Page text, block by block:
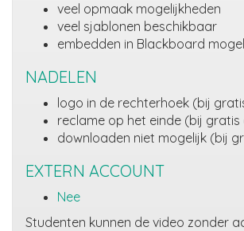
veel opmaak mogelijkheden
veel sjablonen beschikbaar
embedden in Blackboard
NADELEN
logo in de rechterhoek (bij
reclame op het einde (bij
downloaden niet mogelijk (bij
EXTERN ACCOUNT
Nee
Studenten kunnen de video zonder